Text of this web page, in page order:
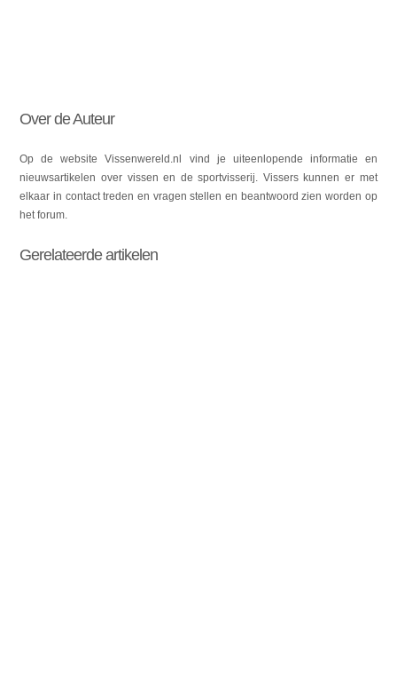
Over de Auteur
Op de website Vissenwereld.nl vind je uiteenlopende informatie en
nieuwsartikelen over vissen en de sportvisserij. Vissers kunnen er met
elkaar in contact treden en vragen stellen en beantwoord zien worden op
het forum.
Gerelateerde artikelen